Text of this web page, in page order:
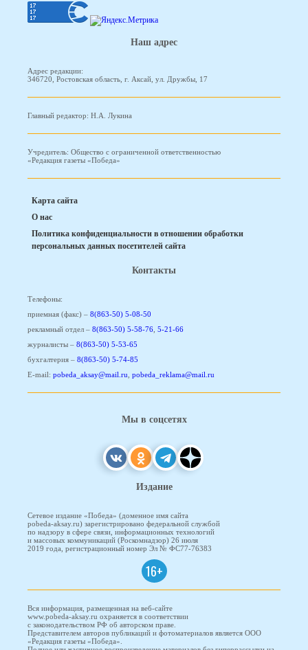
Наш адрес
Адрес редакции:
346720, Ростовская область, г. Аксай, ул. Дружбы, 17
Главный редактор: Н.А. Лукина
Учредитель: Общество с ограниченной ответственностью
«Редакция газеты «Победа»
Карта сайта
О нас
Политика конфиденциальности в отношении обработки
персональных данных посетителей сайта
Контакты
Телефоны:
приемная (факс) – 8(863-50) 5-08-50
рекламный отдел – 8(863-50) 5-58-76, 5-21-66
журналисты – 8(863-50) 5-53-65
бухгалтерия – 8(863-50) 5-74-85
E-mail: pobeda_aksay@mail.ru, pobeda_reklama@mail.ru
Мы в соцсетях
Издание
Сетевое издание «Победа» (доменное имя сайта
pobeda-aksay.ru) зарегистрировано федеральной службой
по надзору в сфере связи, информационных технологий
и массовых коммуникаций (Роскомнадзор) 26 июля
2019 года, регистрационный номер Эл № ФС77-76383
16+
Вся информация, размещенная на веб-сайте
www.pobeda-aksay.ru охраняется в соответствии
с законодательством РФ об авторском праве.
Представителем авторов публикаций и фотоматериалов является ООО
«Редакция газеты «Победа».